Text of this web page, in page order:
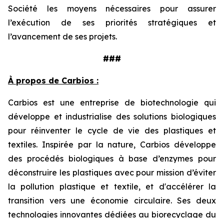
Société les moyens nécessaires pour assurer
l’exécution de ses priorités stratégiques et
l’avancement de ses projets.
###
À propos de Carbios :
Carbios est une entreprise de biotechnologie qui
développe et industrialise des solutions biologiques
pour réinventer le cycle de vie des plastiques et
textiles. Inspirée par la nature, Carbios développe
des procédés biologiques à base d’enzymes pour
déconstruire les plastiques avec pour mission d’éviter
la pollution plastique et textile, et d'accélérer la
transition vers une économie circulaire. Ses deux
technologies innovantes dédiées au biorecyclage du